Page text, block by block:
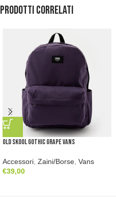
Prodotti correlati
Old Skool Gothic Grape Vans
Accessori Zaini/Borse Vans
€39,00